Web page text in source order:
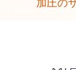
加圧の